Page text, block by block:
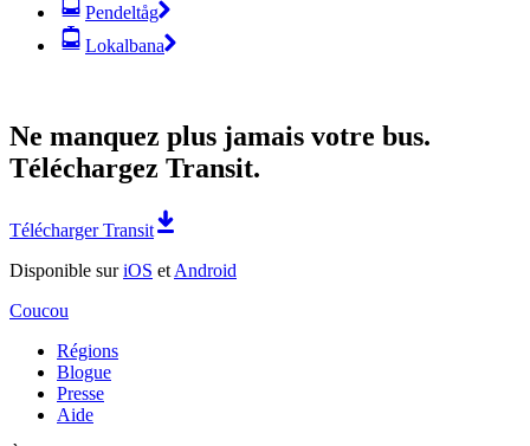
Pendeltåg
Lokalbana
Ne manquez plus jamais votre bus.
Téléchargez Transit.
Télécharger Transit
Disponible suriOS et Android
Coucou
Régions
Blogue
Presse
Aide